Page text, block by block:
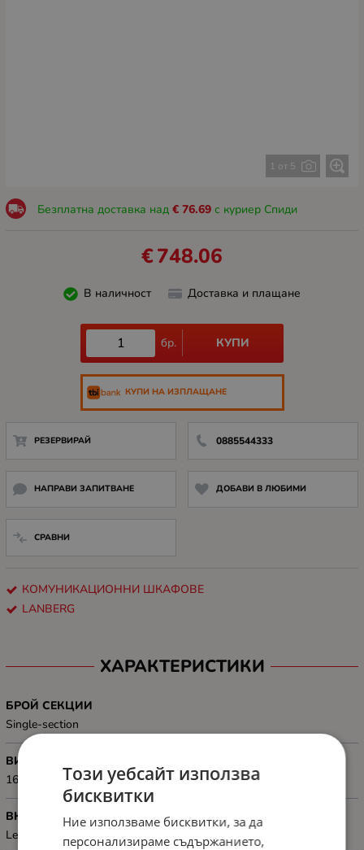
1 от 5
Безплатна доставка над 76.69
€ с куриер Спиди
748.06
€
В наличност Доставка и плащане
бр. КУПИ
КУПИ НА ИЗПЛАЩАНЕ
РЕЗЕРВИРАЙ 0885544333
НАПРАВИ ЗАПИТВАНЕ ДОБАВИ В ЛЮБИМИ
СРАВНИ
КОМУНИКАЦИОННИ ШКАФОВЕ
LANBERG
ХАРАКТЕРИСТИКИ
БРОЙ СЕКЦИИ
Single-section
ВИСОЧИНА, MM
1603 mm
ВКЛЮЧЕНИ АКСЕСОАРИ
Legs, Wheels with brake, Ventilation panel (4 fan's), M6 screws
Този уебсайт използва
бисквитки
Ние използваме бисквитки, за да
персонализираме съдържанието,